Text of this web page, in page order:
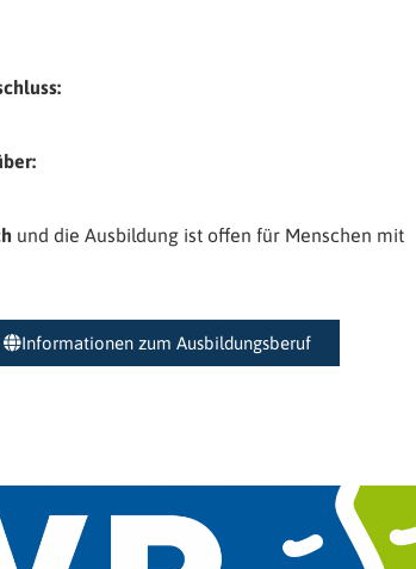
und die Ausbildung ist offen für Menschen mit
Informationen zum Ausbildungsberuf